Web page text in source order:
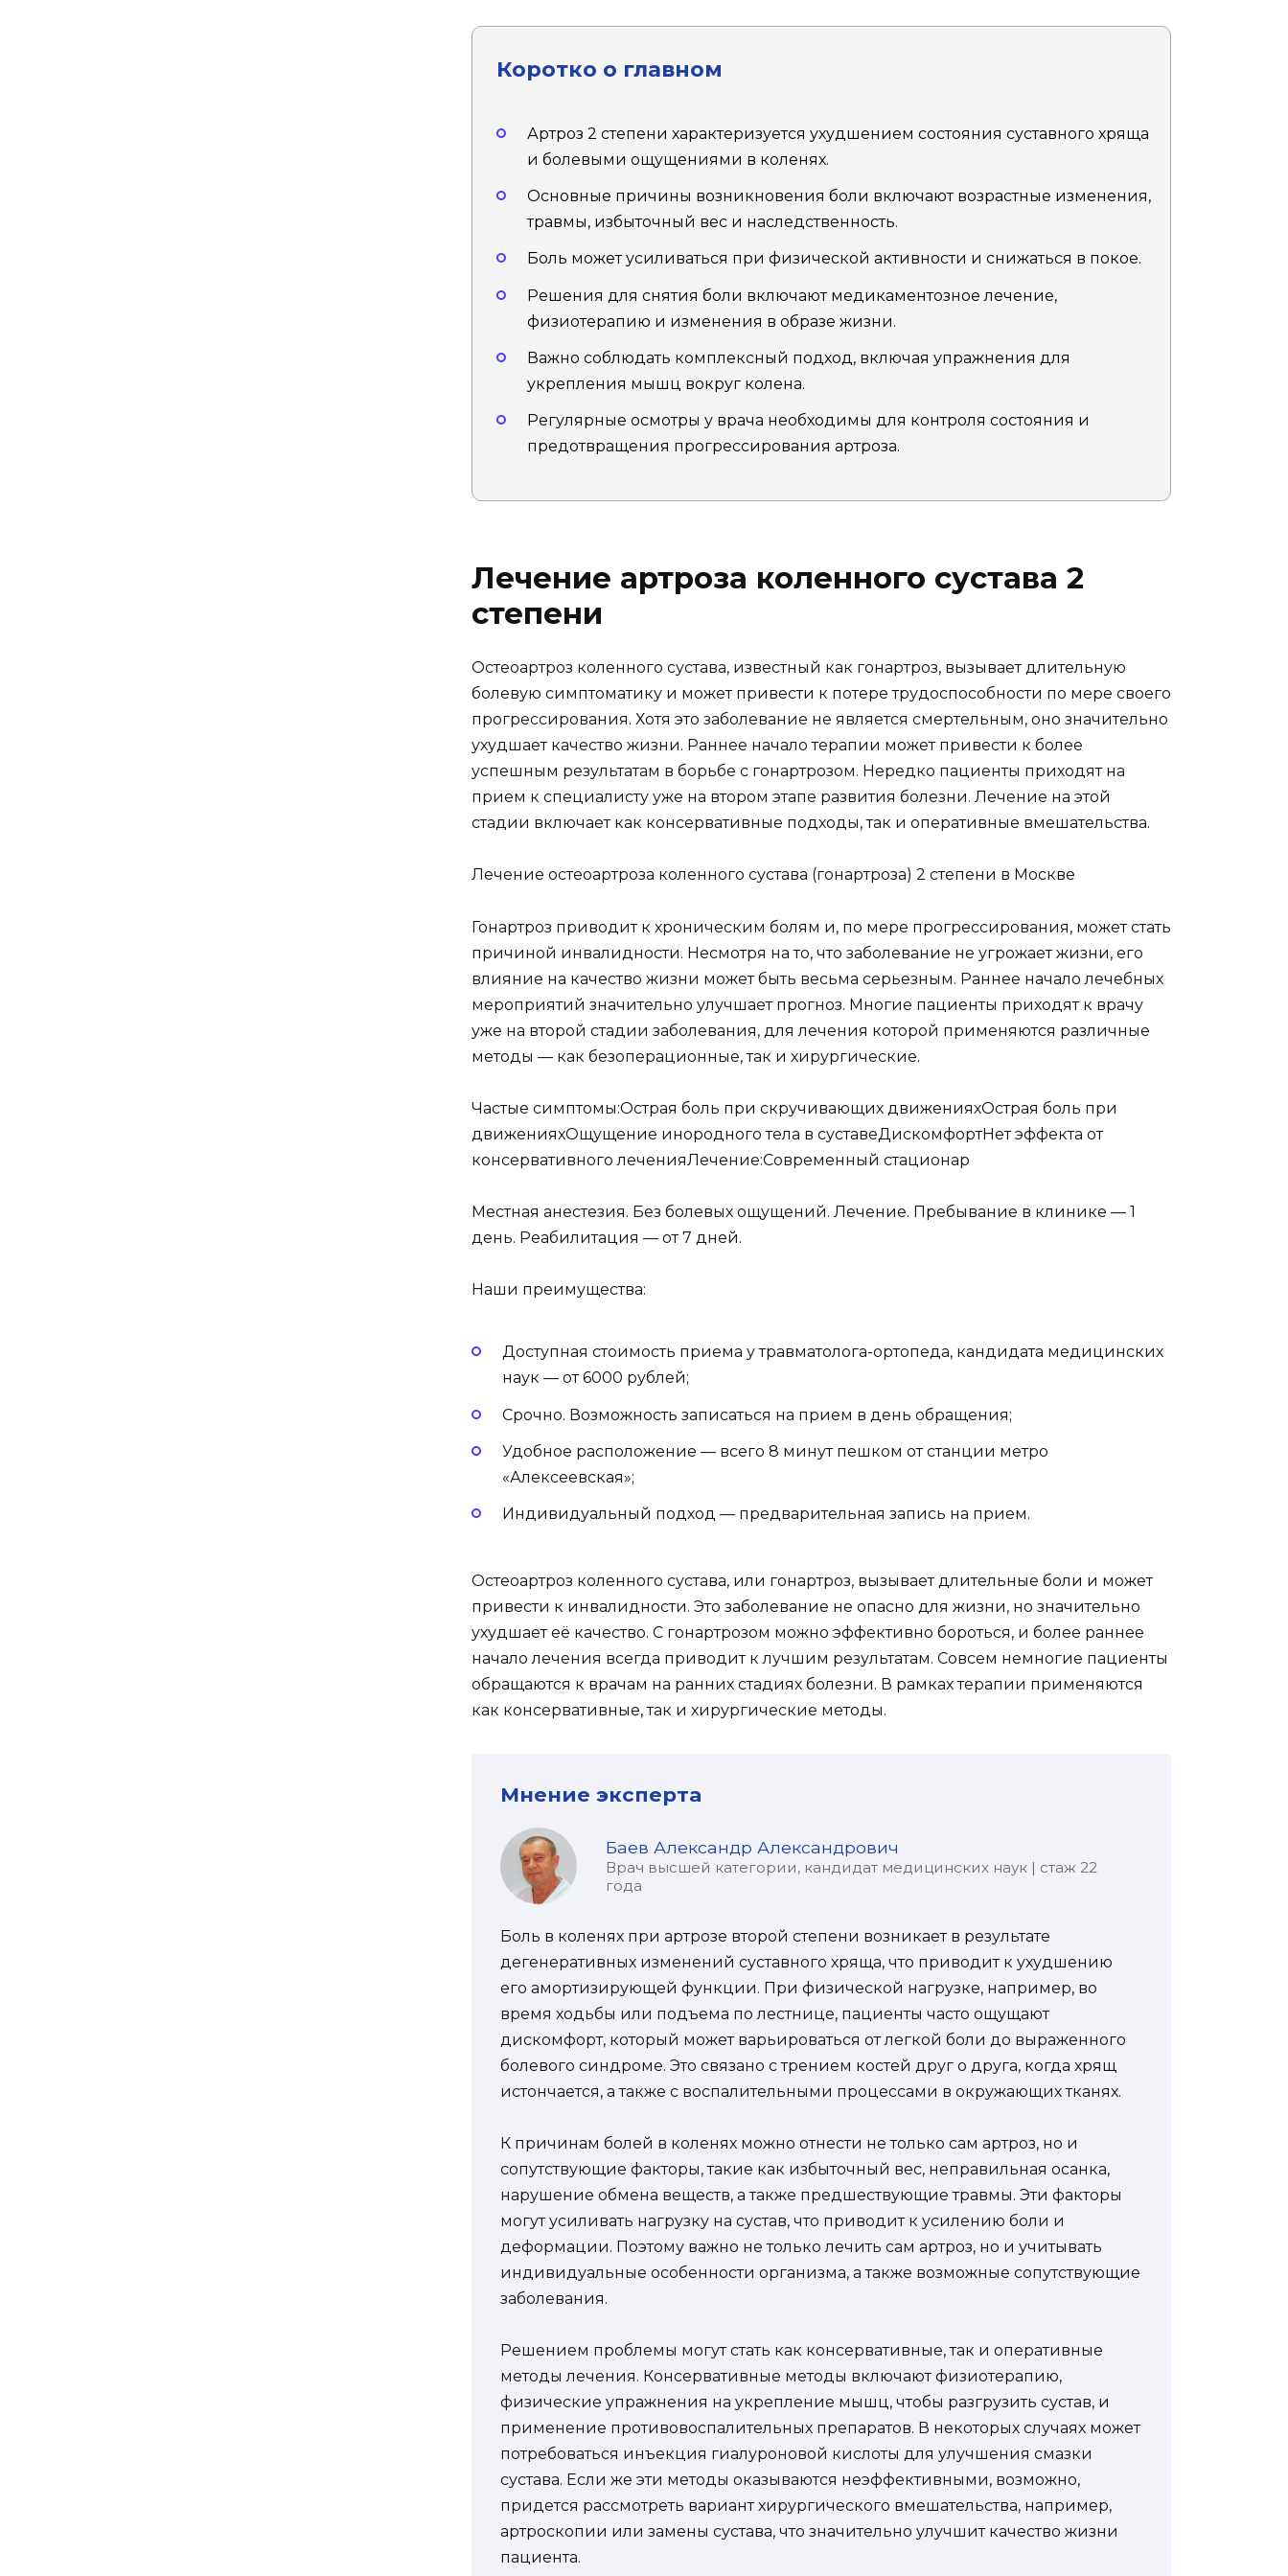
Коротко о главном
Артроз 2 степени характеризуется ухудшением состояния суставного хряща
и болевыми ощущениями в коленях.
Основные причины возникновения боли включают возрастные изменения,
травмы, избыточный вес и наследственность.
Боль может усиливаться при физической активности и снижаться в покое.
Решения для снятия боли включают медикаментозное лечение,
физиотерапию и изменения в образе жизни.
Важно соблюдать комплексный подход, включая упражнения для
укрепления мышц вокруг колена.
Регулярные осмотры у врача необходимы для контроля состояния и
предотвращения прогрессирования артроза.
Лечение артроза коленного сустава 2
степени
Остеоартроз коленного сустава, известный как гонартроз, вызывает длительную
болевую симптоматику и может привести к потере трудоспособности по мере своего
прогрессирования. Хотя это заболевание не является смертельным, оно значительно
ухудшает качество жизни. Раннее начало терапии может привести к более
успешным результатам в борьбе с гонартрозом. Нередко пациенты приходят на
прием к специалисту уже на втором этапе развития болезни. Лечение на этой
стадии включает как консервативные подходы, так и оперативные вмешательства.
Лечение остеоартроза коленного сустава (гонартроза) 2 степени в Москве
Гонартроз приводит к хроническим болям и, по мере прогрессирования, может стать
причиной инвалидности. Несмотря на то, что заболевание не угрожает жизни, его
влияние на качество жизни может быть весьма серьезным. Раннее начало лечебных
мероприятий значительно улучшает прогноз. Многие пациенты приходят к врачу
уже на второй стадии заболевания, для лечения которой применяются различные
методы — как безоперационные, так и хирургические.
Частые симптомы:Острая боль при скручивающих движенияхОстрая боль при
движенияхОщущение инородного тела в суставеДискомфортНет эффекта от
консервативного леченияЛечение:Современный стационар
Местная анестезия. Без болевых ощущений. Лечение. Пребывание в клинике — 1
день. Реабилитация — от 7 дней.
Наши преимущества:
Доступная стоимость приема у травматолога-ортопеда, кандидата медицинских
наук — от 6000 рублей;
Срочно. Возможность записаться на прием в день обращения;
Удобное расположение — всего 8 минут пешком от станции метро
«Алексеевская»;
Индивидуальный подход — предварительная запись на прием.
Остеоартроз коленного сустава, или гонартроз, вызывает длительные боли и может
привести к инвалидности. Это заболевание не опасно для жизни, но значительно
ухудшает её качество. С гонартрозом можно эффективно бороться, и более раннее
начало лечения всегда приводит к лучшим результатам. Совсем немногие пациенты
обращаются к врачам на ранних стадиях болезни. В рамках терапии применяются
как консервативные, так и хирургические методы.
Мнение эксперта
Баев Александр Александрович
Врач высшей категории, кандидат медицинских наук | стаж 22
года
Боль в коленях при артрозе второй степени возникает в результате
дегенеративных изменений суставного хряща, что приводит к ухудшению
его амортизирующей функции. При физической нагрузке, например, во
время ходьбы или подъема по лестнице, пациенты часто ощущают
дискомфорт, который может варьироваться от легкой боли до выраженного
болевого синдроме. Это связано с трением костей друг о друга, когда хрящ
истончается, а также с воспалительными процессами в окружающих тканях.
К причинам болей в коленях можно отнести не только сам артроз, но и
сопутствующие факторы, такие как избыточный вес, неправильная осанка,
нарушение обмена веществ, а также предшествующие травмы. Эти факторы
могут усиливать нагрузку на сустав, что приводит к усилению боли и
деформации. Поэтому важно не только лечить сам артроз, но и учитывать
индивидуальные особенности организма, а также возможные сопутствующие
заболевания.
Решением проблемы могут стать как консервативные, так и оперативные
методы лечения. Консервативные методы включают физиотерапию,
физические упражнения на укрепление мышц, чтобы разгрузить сустав, и
применение противовоспалительных препаратов. В некоторых случаях может
потребоваться инъекция гиалуроновой кислоты для улучшения смазки
сустава. Если же эти методы оказываются неэффективными, возможно,
придется рассмотреть вариант хирургического вмешательства, например,
артроскопии или замены сустава, что значительно улучшит качество жизни
пациента.